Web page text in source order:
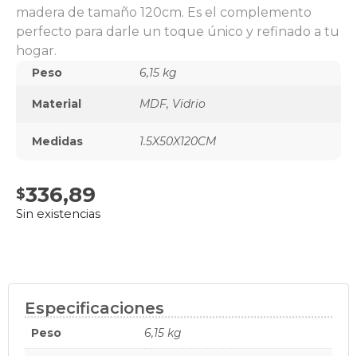
madera de tamaño 120cm. Es el complemento
perfecto para darle un toque único y refinado a tu
hogar.
Peso 6,15 kg
Material MDF, Vidrio
Medidas 1.5X50X120CM
336,89
Sin existencias
Especificaciones
Peso 6,15 kg